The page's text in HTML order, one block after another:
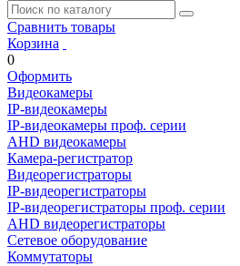
Сравнить товары
Корзина
0
Оформить
Видеокамеры
IP-видеокамеры
IP-видеокамеры проф. серии
AHD видеокамеры
Камера-регистратор
Видеорегистраторы
IP-видеорегистраторы
IP-видеорегистраторы проф. серии
AHD видеорегистраторы
Сетевое оборудование
Коммутаторы